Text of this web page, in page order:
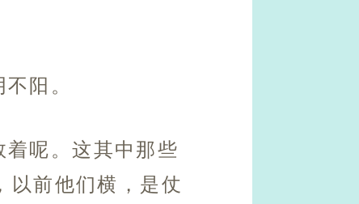
阳。
呢。这其中那些
以前他们横，是仗